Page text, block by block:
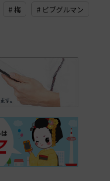
# 梅 # ビブグルマン